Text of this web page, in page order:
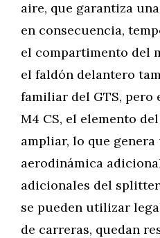
aire, que garantiza
en consecuencia,
el compartimento del
el faldón delantero
familiar del GTS, pero
M4 CS, el elemento
ampliar, lo que genera
aerodinámica
adicionales del
se pueden utilizar
de carreras, quedan